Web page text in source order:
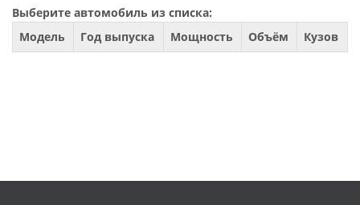
Выберите автомобиль из списка:
Модель
Год выпуска Мощность Объём Кузов